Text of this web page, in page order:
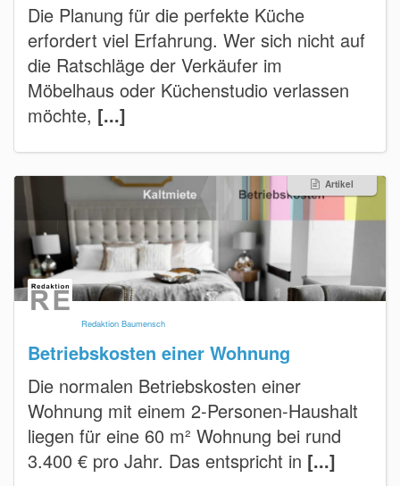
Die Planung für die perfekte Küche
erfordert viel Erfahrung. Wer sich nicht auf
die Ratschläge der Verkäufer im
Möbelhaus oder Küchenstudio verlassen
möchte, [...]
Artikel
Redaktion Baumensch
Betriebskosten einer Wohnung
Die normalen Betriebskosten einer
Wohnung mit einem 2-Personen-Haushalt
liegen für eine 60 m² Wohnung bei rund
3.400 € pro Jahr. Das entspricht in [...]